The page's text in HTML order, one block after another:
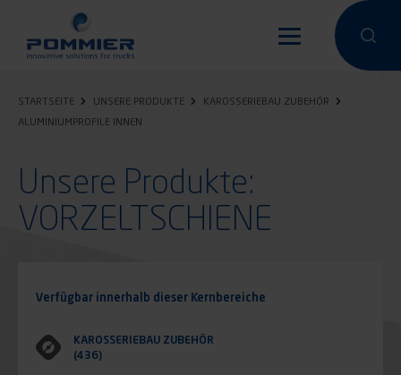
Inhalt
Eine
Eine
STARTSEITE UNSERE PRODUKTE
KAROSSERIEBAU ZUBEHÖR
ALUMINIUMPROFILE INNEN
Unsere Produkte:
VORZELTSCHIENE
Verfügbar innerhalb dieser Kernbereiche
KAROSSERIEBAU ZUBEHÖR
(436)